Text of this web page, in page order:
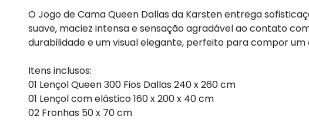
O Jogo de Cama Queen Dallas da Karsten entrega
suave, maciez intensa e sensação agradável ao contato
durabilidade e um visual elegante, perfeito para compor
Itens inclusos:
01 Lençol Queen 300 Fios Dallas 240 x 260 cm
01 Lençol com elástico 160 x 200 x 40 cm
02 Fronhas 50 x 70 cm